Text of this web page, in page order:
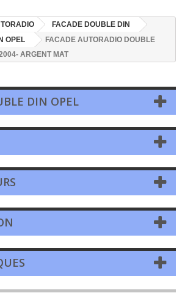
FACADE DOUBLE DIN
OPEL
FACADE AUTORADIO DOUBLE
ARGENT MAT
DIN OPEL